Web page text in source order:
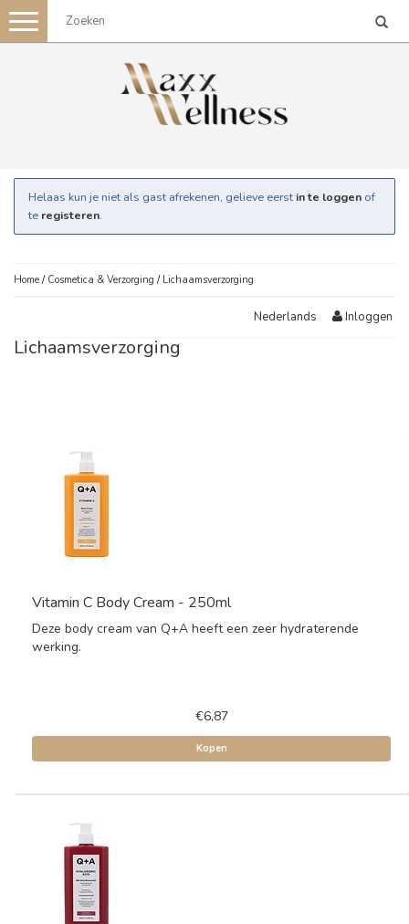
Toggle
navigation
Helaas kun je niet als gast afrekenen, gelieve eerst in te loggen of
te registeren.
Home / Cosmetica & Verzorging / Lichaamsverzorging
Nederlands Inloggen
Lichaamsverzorging
Vitamin C Body Cream - 250ml
Deze body cream van Q+A heeft een zeer hydraterende
werking.
€6,87
Kopen